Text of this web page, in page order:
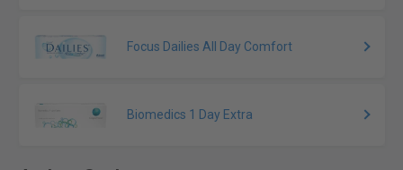
Focus Dailies All Day Comfort
Biomedics 1 Day Extra